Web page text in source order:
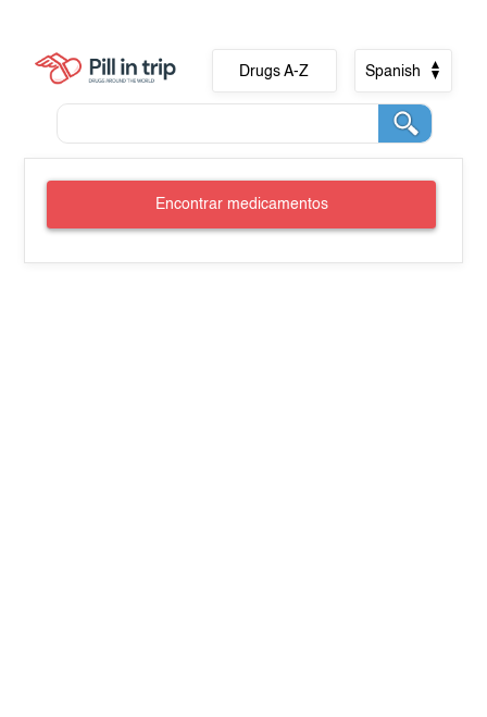
Drugs A-Z Spanish
Encontrar medicamentos